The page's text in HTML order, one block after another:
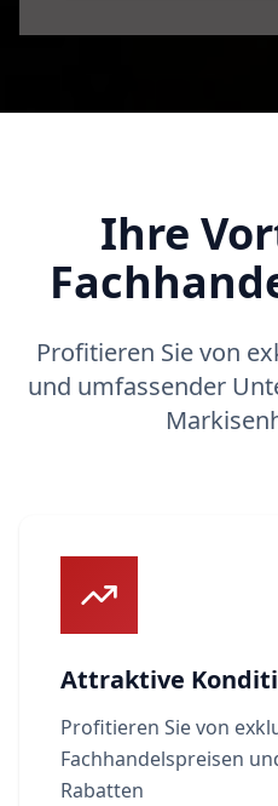
Ihre
Profitieren Sie von
und umfassender
Attraktive
Profitieren Sie von
Fachhandelspreisen
Rabatten